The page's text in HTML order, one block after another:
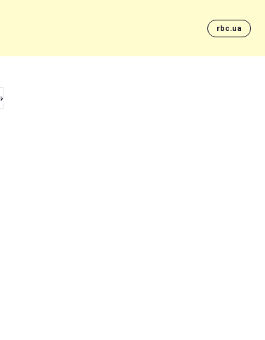
rbc.ua
о "Играх Непокоренных"